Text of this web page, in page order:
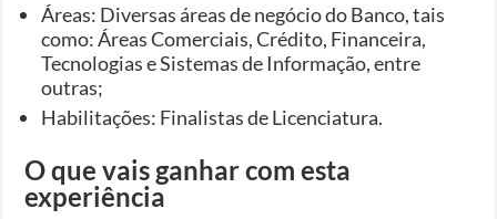
Áreas: Diversas áreas de negócio do Banco, tais
como: Áreas Comerciais, Crédito, Financeira,
Tecnologias e Sistemas de Informação, entre
outras;
Habilitações: Finalistas de Licenciatura.
O que vais ganhar com esta
experiência